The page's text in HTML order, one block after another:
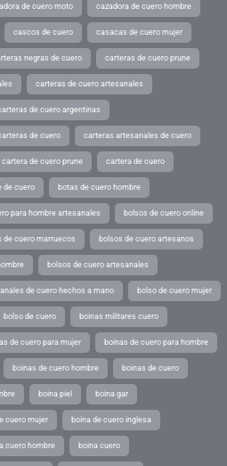
de cuero moto cazadora de cuero hombre
cascos de cuero casacas de cuero mujer
negras de cuero carteras de cuero prune
carteras de cuero artesanales
de cuero argentinas
de cuero carteras artesanales de cuero
cartera de cuero prune cartera de cuero
de cuero botas de cuero hombre
para hombre artesanales bolsos de cuero online
de cuero marruecos bolsos de cuero artesanos
bolsos de cuero artesanales
de cuero hechos a mano bolso de cuero mujer
bolso de cuero boinas militares cuero
de cuero para mujer boinas de cuero para hombre
boinas de cuero hombre boinas de cuero
boina piel boina gar
cuero mujer boina de cuero inglesa
cuero hombre boina cuero